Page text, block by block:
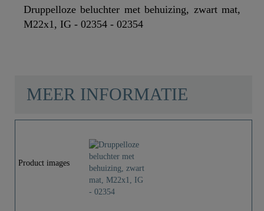
Druppelloze beluchter met behuizing, zwart mat,
M22x1, IG - 02354 - 02354
Gewicht
MEER INFORMATIE
Product images